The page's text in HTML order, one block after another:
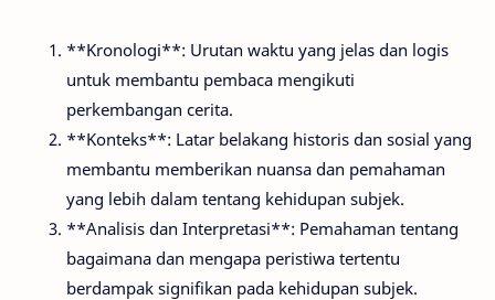
**Kronologi**: Urutan waktu yang jelas dan logis
untuk membantu pembaca mengikuti
perkembangan cerita.
**Konteks**: Latar belakang historis dan sosial yang
membantu memberikan nuansa dan pemahaman
yang lebih dalam tentang kehidupan subjek.
**Analisis dan Interpretasi**: Pemahaman tentang
bagaimana dan mengapa peristiwa tertentu
berdampak signifikan pada kehidupan subjek.